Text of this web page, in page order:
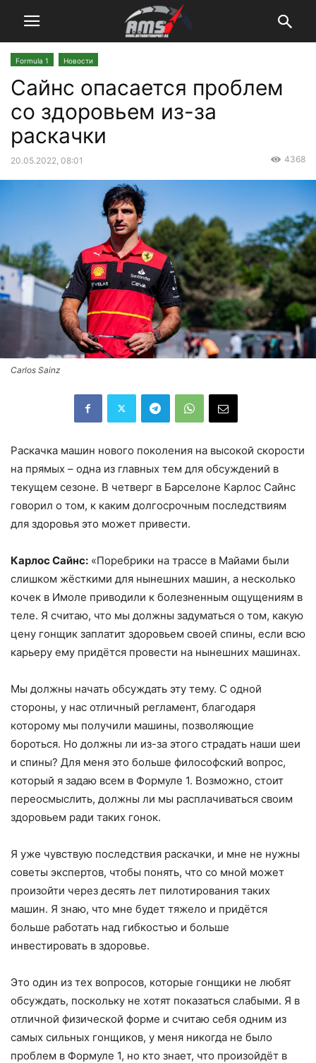
Formula 1 Новости
Сайнс опасается проблем
со здоровьем из-за
раскачки
20.05.2022, 08:01 4368
Carlos Sainz
Раскачка машин нового поколения на высокой скорости
на прямых – одна из главных тем для обсуждений в
текущем сезоне. В четверг в Барселоне Карлос Сайнс
говорил о том, к каким долгосрочным последствиям
для здоровья это может привести.
Карлос Сайнс: «Поребрики на трассе в Майами были
слишком жёсткими для нынешних машин, а несколько
кочек в Имоле приводили к болезненным ощущениям в
теле. Я считаю, что мы должны задуматься о том, какую
цену гонщик заплатит здоровьем своей спины, если всю
карьеру ему придётся провести на нынешних машинах.
Мы должны начать обсуждать эту тему. С одной
стороны, у нас отличный регламент, благодаря
которому мы получили машины, позволяющие
бороться. Но должны ли из-за этого страдать наши шеи
и спины? Для меня это больше философский вопрос,
который я задаю всем в Формуле 1. Возможно, стоит
переосмыслить, должны ли мы расплачиваться своим
здоровьем ради таких гонок.
Я уже чувствую последствия раскачки, и мне не нужны
советы экспертов, чтобы понять, что со мной может
произойти через десять лет пилотирования таких
машин. Я знаю, что мне будет тяжело и придётся
больше работать над гибкостью и больше
инвестировать в здоровье.
Это один из тех вопросов, которые гонщики не любят
обсуждать, поскольку не хотят показаться слабыми. Я в
отличной физической форме и считаю себя одним из
самых сильных гонщиков, у меня никогда не было
проблем в Формуле 1, но кто знает, что произойдёт в